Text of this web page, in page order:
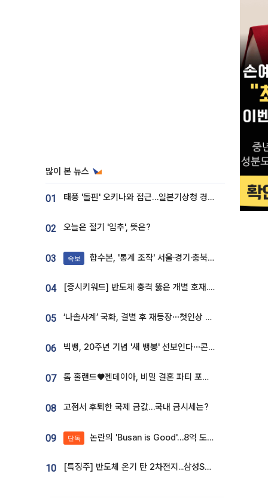
많이 본 뉴스
01 태풍 '돌핀' 오키나와 접근…일본기상청 경로 업데이트
02 오늘은 절기 '입추', 뜻은?
03 속보 합수본, '통계 조작' 서울·경기·충북 선관위 등 추가 압수수색
04 [증시키워드] 반도체 충격 뚫은 개별 호재...포스코퓨처엠·에코프로·한화솔루션 '눈길'
05 ‘나솔사계’ 국화, 결별 후 재등장⋯첫인상 투표 휩쓸고 ‘인기녀’ 등극
06 빅뱅, 20주년 기념 '새 뱅봉' 선보인다⋯콘서트 앞두고 팝업 개최
07 톰 홀랜드♥젠데이아, 비밀 결혼 파티 포착⋯호텔 대관비만 9억
08 고점서 후퇴한 국제 금값…국내 금시세는?
09 단독 논란의 'Busan is Good'…8억 도시브랜드, 용산 대통령실 CI 업체가 수행
10 [특징주] 반도체 온기 탄 2차전지...삼성SDI, 장 초반 7% 넘게 껑충